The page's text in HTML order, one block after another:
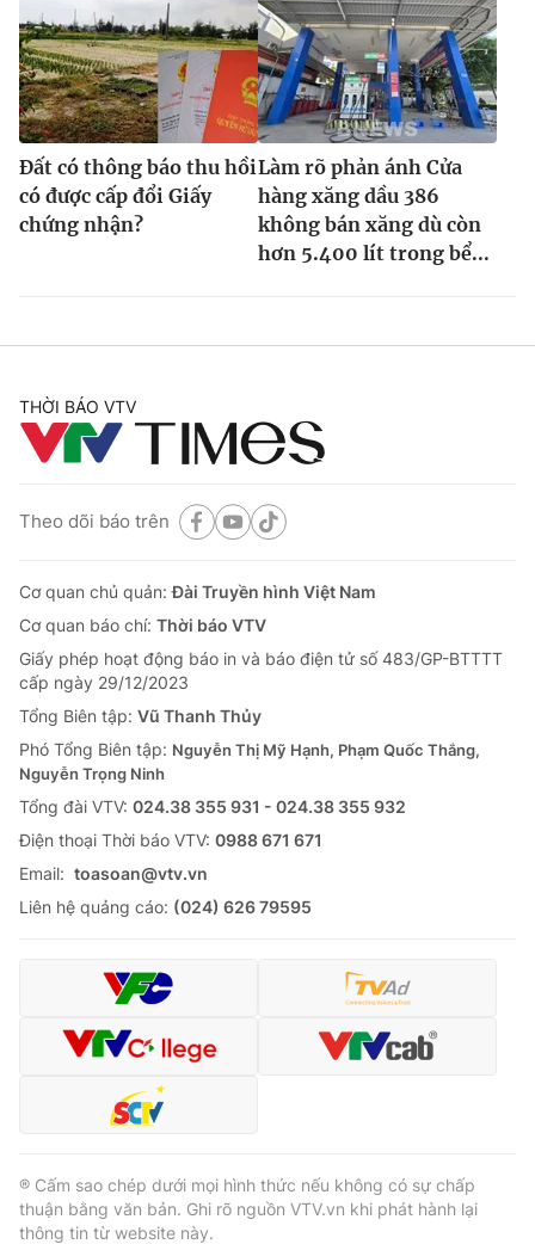
Đất có thông báo thu hồi
có được cấp đổi Giấy
chứng nhận?
Làm rõ phản ánh Cửa
hàng xăng dầu 386
không bán xăng dù còn
hơn 5.400 lít trong bể...
THỜI BÁO VTV
Theo dõi báo trên
Cơ quan chủ quản:Đài Truyền hình Việt Nam
Cơ quan báo chí: Thời báo VTV
Giấy phép hoạt động báo in và báo điện tử số 483/GP-BTTTT
cấp ngày 29/12/2023
Tổng Biên tập: Vũ Thanh Thủy
Phó Tổng Biên tập: Nguyễn Thị Mỹ Hạnh, Phạm Quốc Thắng,
Nguyễn Trọng Ninh
Tổng đài VTV: 024.38 355 931 - 024.38 355 932
Ðiện thoại Thời báo VTV: 0988 671 671
Email: toasoan@vtv.vn
Liên hệ quảng cáo: (024) 626 79595
® Cấm sao chép dưới mọi hình thức nếu không có sự chấp
thuận bằng văn bản. Ghi rõ nguồn VTV.vn khi phát hành lại
thông tin từ website này.